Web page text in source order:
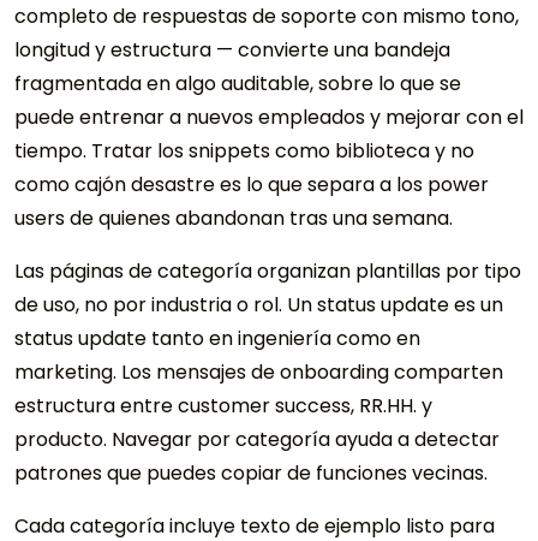
completo de respuestas de soporte con mismo tono,
longitud y estructura — convierte una bandeja
fragmentada en algo auditable, sobre lo que se
puede entrenar a nuevos empleados y mejorar con el
tiempo. Tratar los snippets como biblioteca y no
como cajón desastre es lo que separa a los power
users de quienes abandonan tras una semana.
Las páginas de categoría organizan plantillas por tipo
de uso, no por industria o rol. Un status update es un
status update tanto en ingeniería como en
marketing. Los mensajes de onboarding comparten
estructura entre customer success, RR.HH. y
producto. Navegar por categoría ayuda a detectar
patrones que puedes copiar de funciones vecinas.
Cada categoría incluye texto de ejemplo listo para